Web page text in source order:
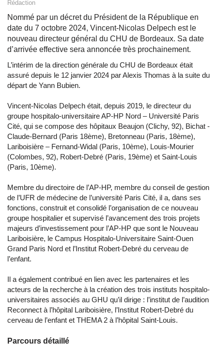
Rédaction
Nommé par un décret du Président de la République en
date du 7 octobre 2024, Vincent-Nicolas Delpech est le
nouveau directeur général du CHU de Bordeaux. Sa date
d’arrivée effective sera annoncée très prochainement.
L’intérim de la direction générale du CHU de Bordeaux était
assuré depuis le 12 janvier 2024 par Alexis Thomas à la suite du
départ de Yann Bubien.
Vincent-Nicolas Delpech était, depuis 2019, le directeur du
groupe hospitalo-universitaire AP-HP Nord – Université Paris
Cité, qui se compose des hôpitaux Beaujon (Clichy, 92), Bichat -
Claude-Bernard (Paris 18ème), Bretonneau (Paris, 18ème),
Lariboisière – Fernand-Widal (Paris, 10ème), Louis-Mourier
(Colombes, 92), Robert-Debré (Paris, 19ème) et Saint-Louis
(Paris, 10ème).
Membre du directoire de l’AP-HP, membre du conseil de gestion
de l’UFR de médecine de l’université Paris Cité, il a, dans ses
fonctions, construit et consolidé l’organisation de ce nouveau
groupe hospitalier et supervisé l’avancement des trois projets
majeurs d’investissement pour l’AP-HP que sont le Nouveau
Lariboisière, le Campus Hospitalo-Universitaire Saint-Ouen
Grand Paris Nord et l’Institut Robert-Debré du cerveau de
l’enfant.
Il a également contribué en lien avec les partenaires et les
acteurs de la recherche à la création des trois instituts hospitalo-
universitaires associés au GHU qu’il dirige : l’institut de l’audition
Reconnect à l’hôpital Lariboisière, l’Institut Robert-Debré du
cerveau de l’enfant et THEMA 2 à l’hôpital Saint-Louis.
Parcours détaillé